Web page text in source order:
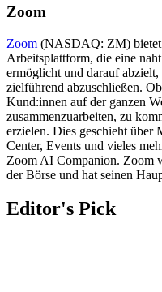
Zoom
Zoom (NASDAQ: ZM) bietet
Arbeitsplattform, die eine
ermöglicht und darauf
zielführend abzuschließen.
Kund:innen auf der ganzen
zusammenzuarbeiten, zu
erzielen. Dies geschieht über
Center, Events und vieles
Zoom AI Companion. Zoom
der Börse und hat seinen
Editor's Pick